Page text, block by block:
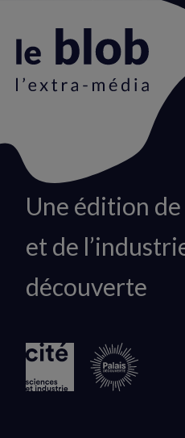
Animation
logo
Une édition de
et de
découverte